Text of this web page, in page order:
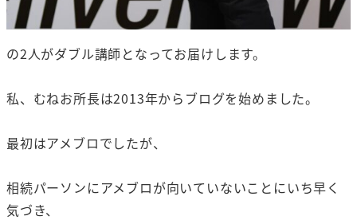
の2人がダブル講師となってお届けします。
私、むねお所長は2013年からブログを始めました。
最初はアメブロでしたが、
相続パーソンにアメブロが向いていないことにいち早く
気づき、